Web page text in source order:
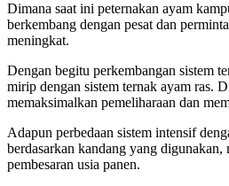
Dimana saat ini peternakan ayam
berkembang dengan pesat dan
meningkat.
Dengan begitu perkembangan sistem
mirip dengan sistem ternak ayam ras.
memaksimalkan pemeliharaan dan
Adapun perbedaan sistem intensif
berdasarkan kandang yang
pembesaran usia panen.